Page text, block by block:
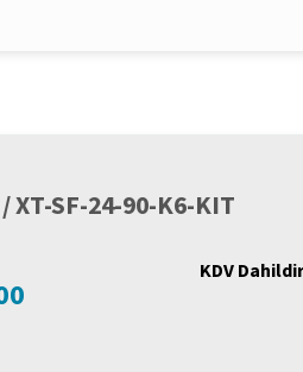
XT-SF-24-90-K6-KIT
KDV